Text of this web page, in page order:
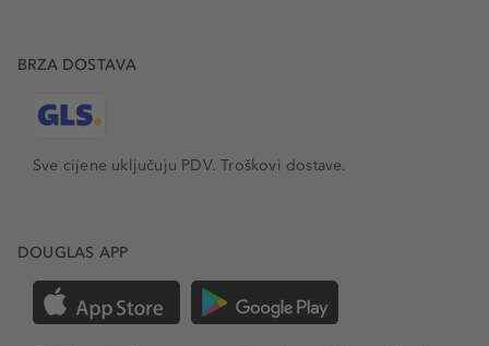
BRZA DOSTAVA
Sve cijene uključuju PDV.Troškovi dostave.
DOUGLAS APP